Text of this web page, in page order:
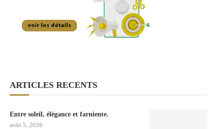
ARTICLES RECENTS
Entre soleil, élégance et farniente.
août 5, 2026